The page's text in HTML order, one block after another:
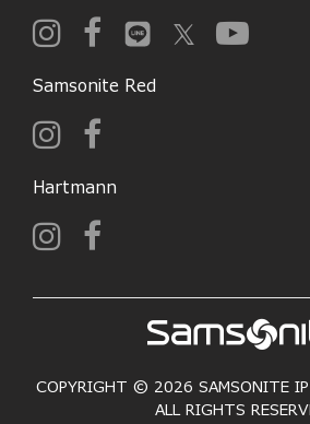
Samsonite Red
Hartmann
COPYRIGHT © 2026 SAMSONITE
ALL RIGHTS